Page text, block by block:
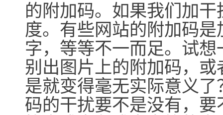
的附加码。如果我们加
度。有些网站的附加码
字，等等不一而足。试
别出图片上的附加码，
是就变得毫无实际意义
码的干扰要不是没有，